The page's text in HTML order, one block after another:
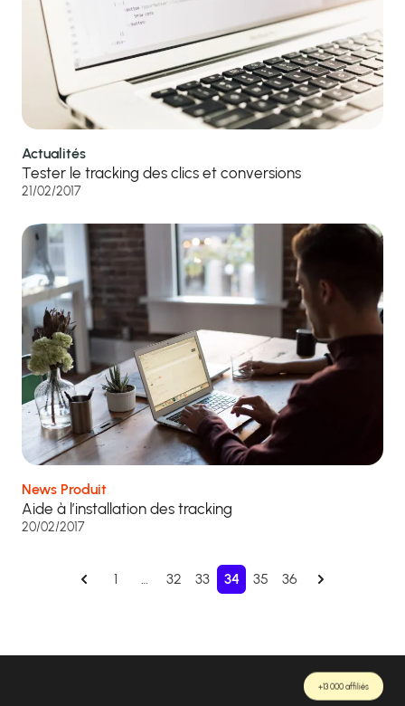
Actualités
Tester le tracking des clics et conversions
21/02/2017
News Produit
Aide à l’installation des tracking
20/02/2017
1 … 32 33 34 35 36
+13 000 affiliés